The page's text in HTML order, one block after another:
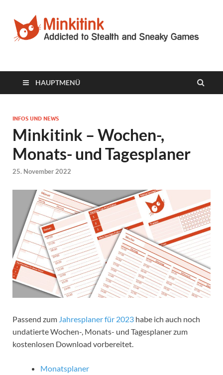
Minkitink
HAUPTMENÜ
INFOS UND NEWS
Minkitink – Wochen-,
Monats- und Tagesplaner
25. November 2022
Passend zum Jahresplaner für 2023 habe ich auch noch
undatierte Wochen-, Monats- und Tagesplaner zum
kostenlosen Download vorbereitet.
Monatsplaner